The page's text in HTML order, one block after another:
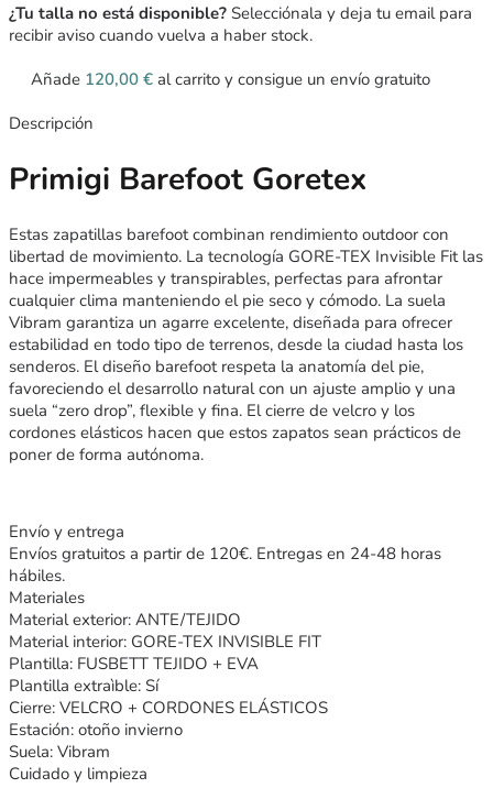
¿Tu talla no está disponible? Selecciónala y deja tu email para
recibir aviso cuando vuelva a haber stock.
Añade 120,00 € al carrito y consigue un envío gratuito
Descripción
Primigi Barefoot Goretex
Estas zapatillas barefoot combinan rendimiento outdoor con
libertad de movimiento. La tecnología GORE-TEX Invisible Fit las
hace impermeables y transpirables, perfectas para afrontar
cualquier clima manteniendo el pie seco y cómodo. La suela
Vibram garantiza un agarre excelente, diseñada para ofrecer
estabilidad en todo tipo de terrenos, desde la ciudad hasta los
senderos. El diseño barefoot respeta la anatomía del pie,
favoreciendo el desarrollo natural con un ajuste amplio y una
suela “zero drop”, flexible y fina. El cierre de velcro y los
cordones elásticos hacen que estos zapatos sean prácticos de
poner de forma autónoma.
Envío y entrega
Envíos gratuitos a partir de 120€. Entregas en 24-48 horas
hábiles.
Materiales
Material exterior: ANTE/TEJIDO
Material interior: GORE-TEX INVISIBLE FIT
Plantilla: FUSBETT TEJIDO + EVA
Plantilla extraìble: Sí
Cierre: VELCRO + CORDONES ELÁSTICOS
Estación: otoño invierno
Suela: Vibram
Cuidado y limpieza